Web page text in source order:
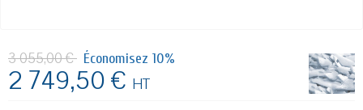
3 055,00 € Économisez 10%
2 749,50 € HT